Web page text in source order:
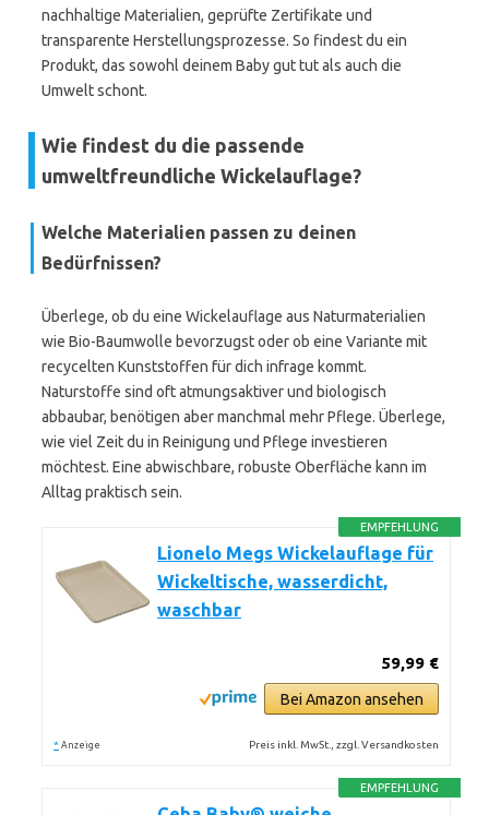
nachhaltige Materialien, geprüfte Zertifikate und
transparente Herstellungsprozesse. So findest du ein
Produkt, das sowohl deinem Baby gut tut als auch die
Umwelt schont.
Wie findest du die passende
umweltfreundliche Wickelauflage?
Welche Materialien passen zu deinen
Bedürfnissen?
Überlege, ob du eine Wickelauflage aus Naturmaterialien
wie Bio-Baumwolle bevorzugst oder ob eine Variante mit
recycelten Kunststoffen für dich infrage kommt.
Naturstoffe sind oft atmungsaktiver und biologisch
abbaubar, benötigen aber manchmal mehr Pflege. Überlege,
wie viel Zeit du in Reinigung und Pflege investieren
möchtest. Eine abwischbare, robuste Oberfläche kann im
Alltag praktisch sein.
EMPFEHLUNG
Lionelo Megs Wickelauflage für
Wickeltische, wasserdicht,
waschbar
59,99 €
Bei Amazon ansehen
* Anzeige Preis inkl. MwSt., zzgl. Versandkosten
EMPFEHLUNG